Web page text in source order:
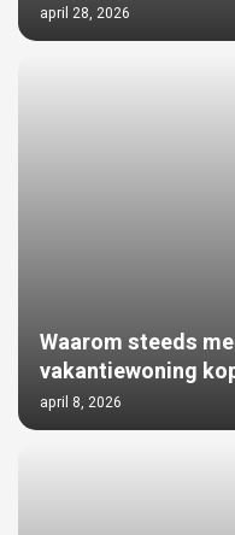
april 28, 2026
Waarom steeds
vakantiewoning
april 8, 2026